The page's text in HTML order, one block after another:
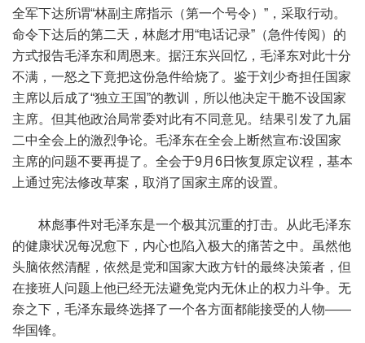
全军下达所谓“林副主席指示（第一个号令）”，采取行动。
命令下达后的第二天，林彪才用“电话记录”（急件传阅）的
方式报告毛泽东和周恩来。据汪东兴回忆，毛泽东对此十分
不满，一怒之下竟把这份急件给烧了。鉴于刘少奇担任国家
主席以后成了“独立王国”的教训，所以他决定干脆不设国家
主席。但其他政治局常委对此有不同意见。结果引发了九届
二中全会上的激烈争论。毛泽东在全会上断然宣布:设国家
主席的问题不要再提了。全会于9月6日恢复原定议程，基本
上通过宪法修改草案，取消了国家主席的设置。
林彪事件对毛泽东是一个极其沉重的打击。从此毛泽东
的健康状况每况愈下，内心也陷入极大的痛苦之中。虽然他
头脑依然清醒，依然是党和国家大政方针的最终决策者，但
在接班人问题上他已经无法避免党内无休止的权力斗争。无
奈之下，毛泽东最终选择了一个各方面都能接受的人物——
华国锋。